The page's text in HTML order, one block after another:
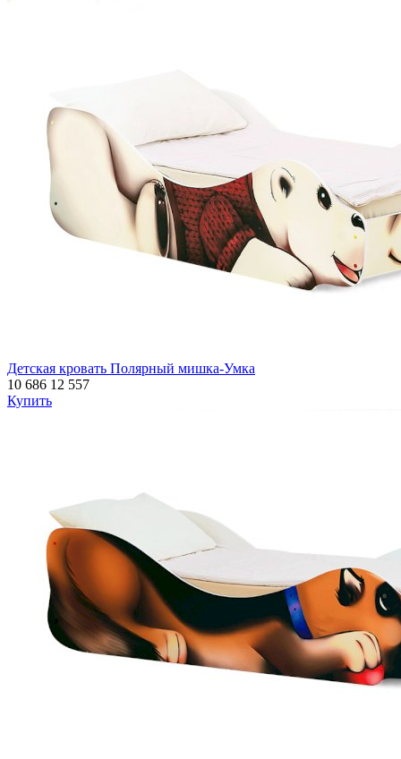
Детская кровать Полярный мишка-Умка
10 686 12 557
Купить